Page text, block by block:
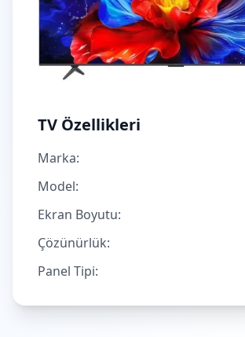
TV Özellikleri
Marka:
Model:
Ekran Boyutu:
Çözünürlük:
Panel Tipi: